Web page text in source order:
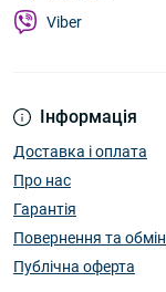
Інформація
Доставка і оплата
Про нас
Гарантія
Повернення та обмін
Публічна оферта
Viber